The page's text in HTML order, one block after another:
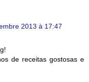
2013 à 17:47
de receitas gostosas e